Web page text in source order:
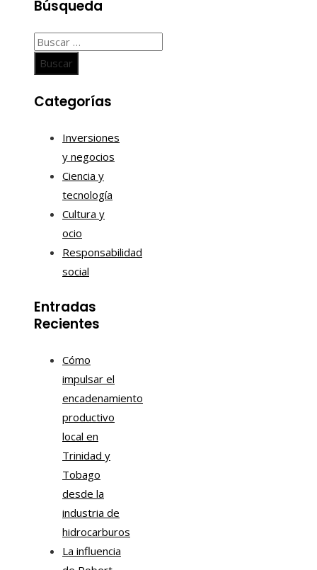
Búsqueda
Buscar:
Categorías
Inversiones
y negocios
Ciencia y
tecnología
Cultura y
ocio
Responsabilidad
social
Entradas
Recientes
Cómo
impulsar el
encadenamiento
productivo
local en
Trinidad y
Tobago
desde la
industria de
hidrocarburos
La influencia